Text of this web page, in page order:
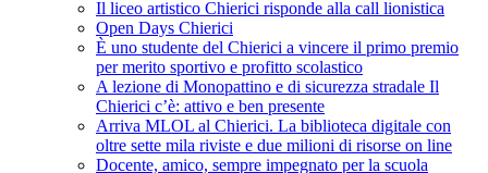
Il liceo artistico Chierici risponde alla call lionistica
Open Days Chierici
È uno studente del Chierici a vincere il primo premio
per merito sportivo e profitto scolastico
A lezione di Monopattino e di sicurezza stradale Il
Chierici c’è: attivo e ben presente
Arriva MLOL al Chierici. La biblioteca digitale con
oltre sette mila riviste e due milioni di risorse on line
Docente, amico, sempre impegnato per la scuola